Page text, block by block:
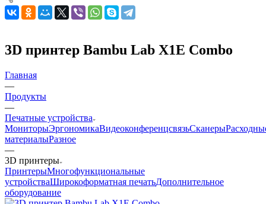
3D принтер Bambu Lab X1E Combo
Главная
—
Продукты
—
Печатные устройства
МониторыЭргономикаВидеоконференцсвязьСканеры
материалыРазное
—
3D принтеры
ПринтерыМногофункциональные
устройстваШирокоформатная печатьДополнительное
оборудование